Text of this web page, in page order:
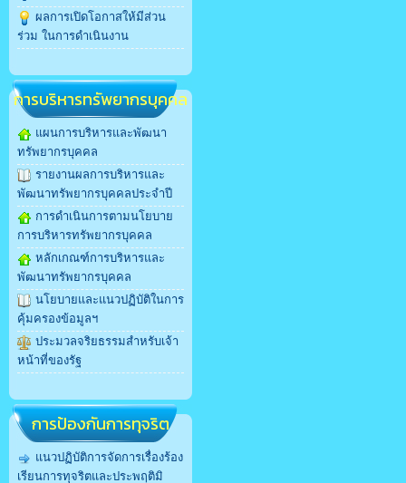
ผลการเปิดโอกาสให้มีส่วน
ร่วม ในการดำเนินงาน
การบริหารทรัพยากรบุคคล
แผนการบริหารและพัฒนา
ทรัพยากรบุคคล
รายงานผลการบริหารและ
พัฒนาทรัพยากรบุคคลประจำปี
การดำเนินการตามนโยบาย
การบริหารทรัพยากรบุคคล
หลักเกณฑ์การบริหารและ
พัฒนาทรัพยากรบุคคล
นโยบายและแนวปฏิบัติในการ
คุ้มครองข้อมูลฯ
ประมวลจริยธรรมสำหรับเจ้า
หน้าที่ของรัฐ
การป้องกันการทุจริต
แนวปฏิบัติการจัดการเรื่องร้อง
เรียนการทุจริตและประพฤติมิ